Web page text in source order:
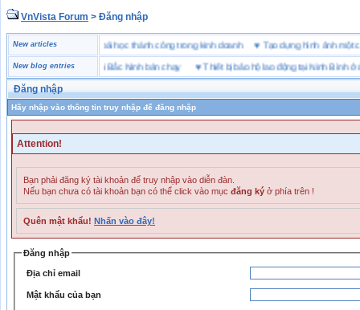
VnVista Forum > Đăng nhập
New articles
biệt” của Microsoft ♥4 bài học thành công trong kinh doanh♥Tạo dựng hình ảnh
New blog entries
hiệu giày bảo hộ tại Bắc Ninh bán chạy♥ Thiết bị bảo hộ lao động tại Ninh Bình ở đâu
Đăng nhập
Hãy nhập vào thông tin truy nhập để đăng nhập
Attention!
Bạn phải đăng ký tài khoản để truy nhập vào diễn đàn.
Nếu bạn chưa có tài khoản bạn có thể click vào mục đăng ký ở phía trên !
Quên mật khẩu! Nhấn vào đây!
Đăng nhập
Địa chỉ email
Mật khẩu của bạn